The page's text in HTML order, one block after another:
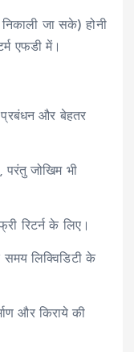
जा सके) होनी
एफडी में।
प्रबंधन और बेहतर
परंतु जोखिम भी
रिटर्न के लिए।
लिक्विडिटी के
और किराये की